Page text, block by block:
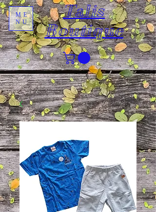
Talis
Boutique
ME
NU